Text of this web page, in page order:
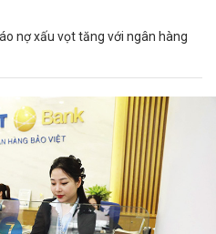
nợ xấu vọt tăng với ngân hàng